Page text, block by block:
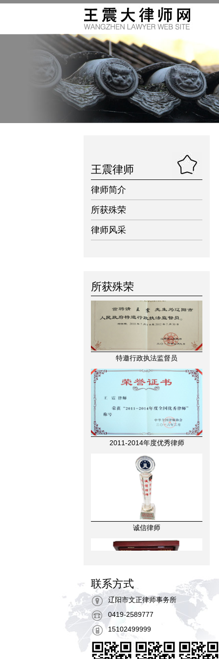
王震律师
律师简介
所获殊荣
律师风采
所获殊荣
特邀行政执法监督员
2011-2014年度优秀律师
诚信律师
优秀律师
联系方式
辽阳市文正律师事务所
0419-2589777
15102499999